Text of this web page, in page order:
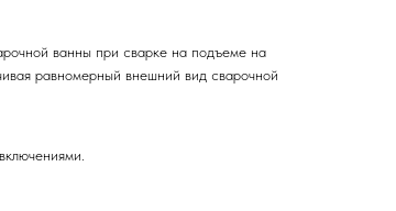
ванны при сварке на подъеме на
равномерный внешний вид сварочной